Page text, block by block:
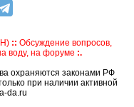
:: Обсуждение вопросов,
воду, на форуме :.
охраняются законами РФ
при наличии активной
da.ru